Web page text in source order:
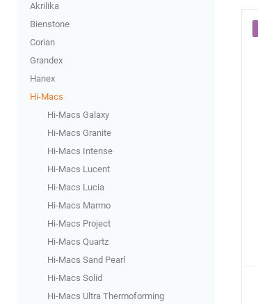
Akrilika
Bienstone
Corian
Grandex
Hanex
Hi-Macs
Hi-Macs Galaxy
Hi-Macs Granite
Hi-Macs Intense
Hi-Macs Lucent
Hi-Macs Lucia
Hi-Macs Marmo
Hi-Macs Project
Hi-Macs Quartz
Hi-Macs Sand Pearl
Hi-Macs Solid
Hi-Macs Ultra Thermoforming